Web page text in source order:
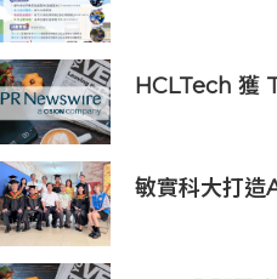
HCLTech 獲
敏實科大打造